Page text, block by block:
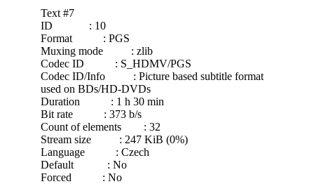
Text #7
ID : 10
Format : PGS
Muxing mode : zlib
Codec ID : S_HDMV/PGS
Codec ID/Info : Picture based subtitle format
used on BDs/HD-DVDs
Duration : 1 h 30 min
Bit rate : 373 b/s
Count of elements : 32
Stream size : 247 KiB (0%)
Language : Czech
Default : No
Forced : No